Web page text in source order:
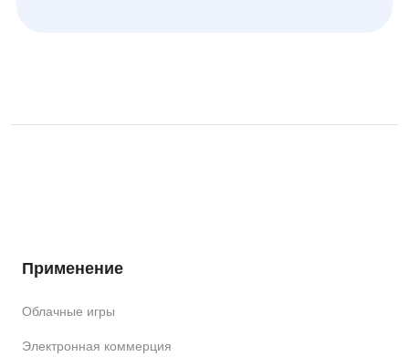
Применение
Облачные игры
Электронная коммерция